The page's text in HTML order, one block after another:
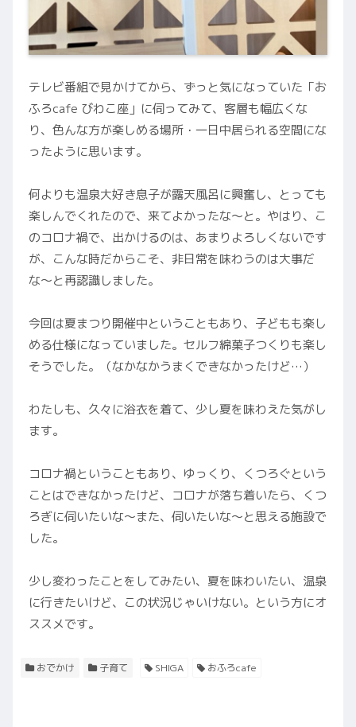
テレビ番組で見かけてから、ずっと気になっていた「お
ふろcafe びわこ座」に伺ってみて、客層も幅広くな
り、色んな方が楽しめる場所・一日中居られる空間にな
ったように思います。
何よりも温泉大好き息子が露天風呂に興奮し、とっても
楽しんでくれたので、来てよかったな〜と。やはり、こ
のコロナ禍で、出かけるのは、あまりよろしくないです
が、こんな時だからこそ、非日常を味わうのは大事だ
な〜と再認識しました。
今回は夏まつり開催中ということもあり、子どもも楽し
める仕様になっていました。セルフ綿菓子つくりも楽し
そうでした。（なかなかうまくできなかったけど…）
わたしも、久々に浴衣を着て、少し夏を味わえた気がし
ます。
コロナ禍ということもあり、ゆっくり、くつろぐという
ことはできなかったけど、コロナが落ち着いたら、くつ
ろぎに伺いたいな〜また、伺いたいな〜と思える施設で
した。
少し変わったことをしてみたい、夏を味わいたい、温泉
に行きたいけど、この状況じゃいけない。という方にオ
ススメです。
おでかけ 子育て SHIGA おふろcafe